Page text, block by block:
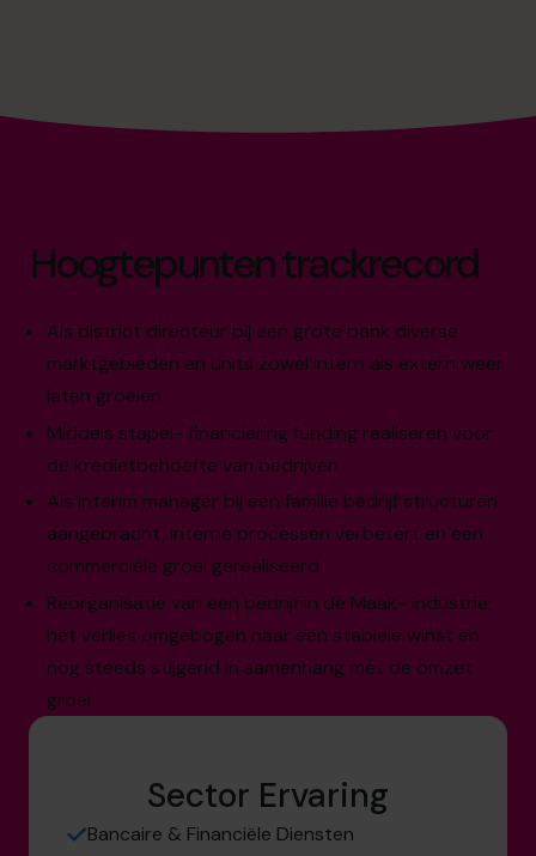
Hoogtepunten trackrecord
Als district directeur bij een grote bank diverse
marktgebieden en units zowel intern als extern weer
laten groeien
Middels stapel- financiering funding realiseren voor
de kredietbehoefte van bedrijven
Als interim manager bij een familie bedrijf structuren
aangebracht, interne processen verbetert en een
commerciële groei gerealiseerd
Reorganisatie van een bedrijf in de Maak- industrie;
het verlies omgebogen naar een stabiele winst en
nog steeds stijgend in samenhang met de omzet
groei
Sector Ervaring
Bancaire & Financiële Diensten